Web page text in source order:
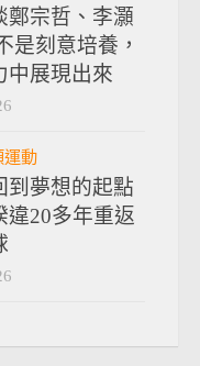
鄭宗哲、李灝
是刻意培養，
中展現出來
運動
到夢想的起點
違20多年重返